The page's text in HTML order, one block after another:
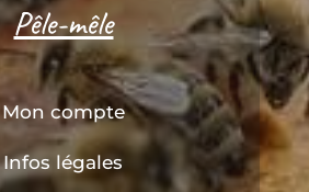
Pêle-mêle
Mon compte
Infos légales